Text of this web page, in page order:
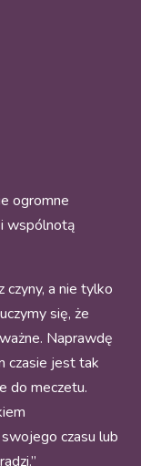
ogromne
i wspólnotą
a nie tylko
się, że
Naprawdę
czasie jest tak
do meczetu.
czasu lub